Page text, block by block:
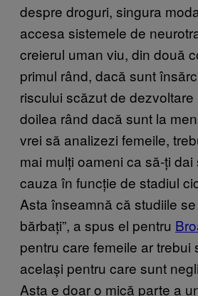
despre droguri, singura
accesa sistemele de
creierul uman viu, din două
primul rând, dacă sunt
riscului scăzut de
doilea rând dacă sunt la
vrei să analizezi femeile,
mai mulți oameni ca să-ți
cauza în funcție de stadiul
Asta înseamnă că studiile
bărbați”, a spus el pentru
pentru care femeile ar trebui
același pentru care sunt
Asta e doar o mică parte a